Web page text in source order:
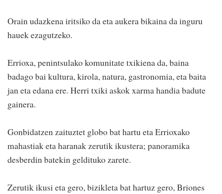
Orain udazkena iritsiko da eta aukera bikaina da inguru
hauek ezagutzeko.
Errioxa, penintsulako komunitate txikiena da, baina
badago bai kultura, kirola, natura, gastronomia, eta baita
jan eta edana ere. Herri txiki askok xarma handia badute
gainera.
Gonbidatzen zaituztet globo bat hartu eta Errioxako
mahastiak eta haranak zerutik ikustera; panoramika
desberdin batekin geldituko zarete.
Zerutik ikusi eta gero, bizikleta bat hartuz gero, Briones